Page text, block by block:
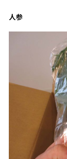
人参